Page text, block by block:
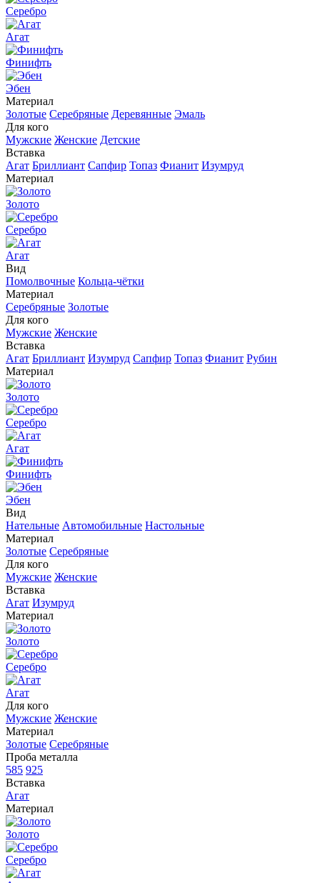
Серебро
Агат
Финифть
Эбен
Материал
Золотые Серебряные Деревянные Эмаль
Для кого
Мужские Женские Детские
Вставка
Агат Бриллиант Сапфир Топаз Фианит Изумруд
Материал
Золото
Серебро
Агат
Вид
Помолвочные Кольца-чётки
Материал
Серебряные Золотые
Для кого
Мужские Женские
Вставка
Агат Бриллиант Изумруд Сапфир Топаз Фианит Рубин
Материал
Золото
Серебро
Агат
Финифть
Эбен
Вид
Нательные Автомобильные Настольные
Материал
Золотые Серебряные
Для кого
Мужские Женские
Вставка
Агат Изумруд
Материал
Золото
Серебро
Агат
Для кого
Мужские Женские
Материал
Золотые Серебряные
Проба металла
585 925
Вставка
Агат
Материал
Золото
Серебро